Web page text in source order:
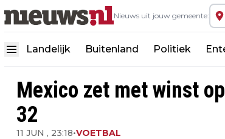
Nieuws uit jouw gemeente:
Landelijk Buitenland Politiek
Mexico zet met winst
32
11 JUN , 23:18•VOETBAL